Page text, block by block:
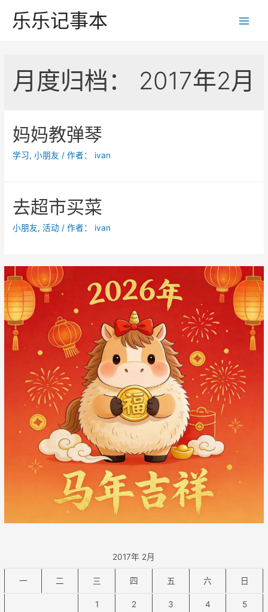
乐乐记事本
2017年 2月
一 二 三 四 五 六 日
1 2 3 4 5
月度归档： 2017年2月
妈妈教弹琴
学习,小朋友 / 作者： ivan
去超市买菜
小朋友,活动 / 作者： ivan